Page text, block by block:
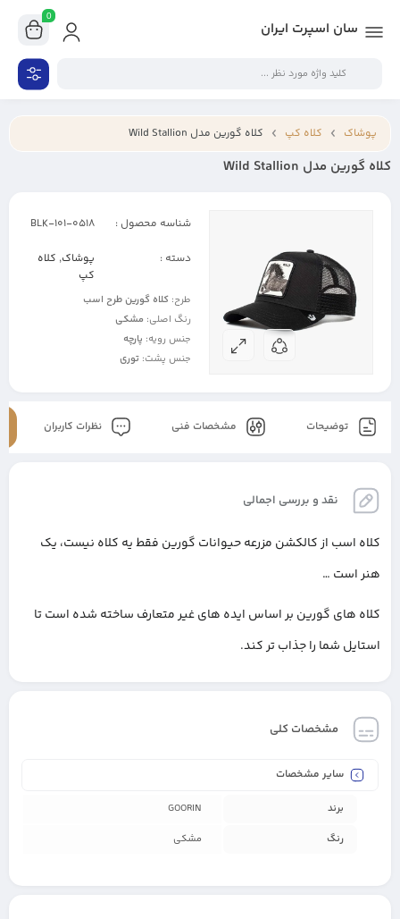
سان اسپرت ایران
0
پوشاک کلاه کپ کلاه گورین مدل Wild Stallion
کلاه گورین مدل Wild Stallion
شناسه محصول : 101-0518-BLK
دسته : پوشاک, کلاه
کپ
طرح: کلاه گورین طرح اسب
رنگ اصلی: مشکی
جنس رویه: پارچه
جنس پشت: توری
توضیحات مشخصات فنی نظرات کاربران
نقد و بررسی اجمالی
کلاه اسب از کالکشن مزرعه حیوانات گورین فقط یه کلاه نیست، یک
هنر است …
کلاه های گورین بر اساس ایده های غیر متعارف ساخته شده است تا
استایل شما را جذاب تر کند.
مشخصات کلی
سایر مشخصات
برند
GOORIN
رنگ
مشکی